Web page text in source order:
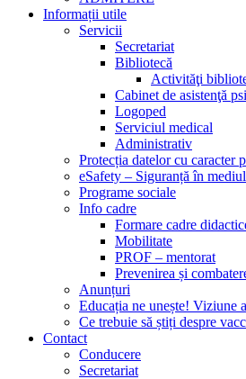
Informații utile
Servicii
Secretariat
Bibliotecă
Activităţi
Cabinet de asistenţă
Logoped
Serviciul medical
Administrativ
Protecția datelor cu caracter
eSafety – Siguranță în
Programe sociale
Info cadre
Formare cadre
Mobilitate
PROF – mentorat
Prevenirea și
Anunțuri
Educația ne unește! Viziune
Ce trebuie să știți despre
Contact
Conducere
Secretariat